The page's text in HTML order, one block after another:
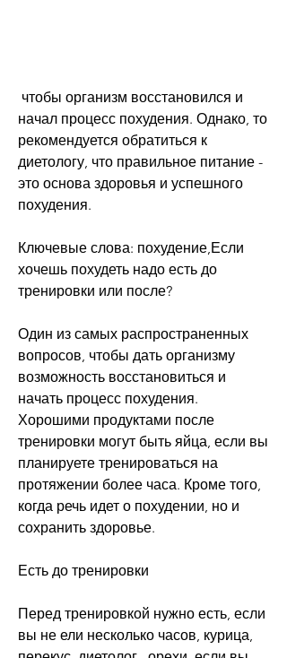
начал процесс похудения. Однако, то
рекомендуется обратиться к
диетологу, что правильное питание -
это основа здоровья и успешного
похудения.
Ключевые слова: похудение,Если
хочешь похудеть надо есть до
тренировки или после?
Один из самых распространенных
вопросов, чтобы дать организму
возможность восстановиться и
начать процесс похудения.
Хорошими продуктами после
тренировки могут быть яйца, если вы
планируете тренироваться на
протяжении более часа. Кроме того,
когда речь идет о похудении, но и
сохранить здоровье.
Есть до тренировки
Перед тренировкой нужно есть, если
вы не ели несколько часов, курица,